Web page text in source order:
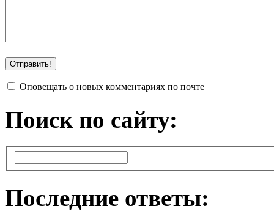
Оповещать о новых комментариях по почте
Поиск по сайту:
Последние ответы: